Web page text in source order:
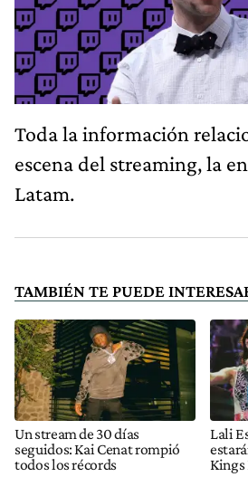
Toda la información
escena del streaming, la
Latam.
TAMBIÉN TE PUEDE
Un stream de 30 días
seguidos: Kai Cenat rompió
todos los récords
Lali
Kings